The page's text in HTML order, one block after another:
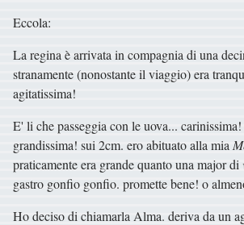
Eccola:
La regina è arrivata in compagnia di una
stranamente (nonostante il viaggio) era
agitatissima!
E' li che passeggia con le uova...
grandissima! sui 2cm. ero abituato alla mia
praticamente era grande quanto una major di
gastro gonfio gonfio. promette bene! o
Ho deciso di chiamarla Alma. deriva da un